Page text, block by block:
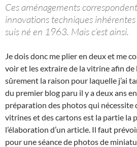
Ces aménagements
innovations techniques
suis né en 1963. Mais c’est ainsi.
Je dois donc me plier en deux et me
voir et les extraire de la vitrine afin de
sûrement la raison pour laquelle j’ai
du premier blog paru il y a deux ans
préparation des photos qui nécessite
vitrines et des cartons est la partie la
l’élaboration d’un article. Il faut
pour une séance de photos de